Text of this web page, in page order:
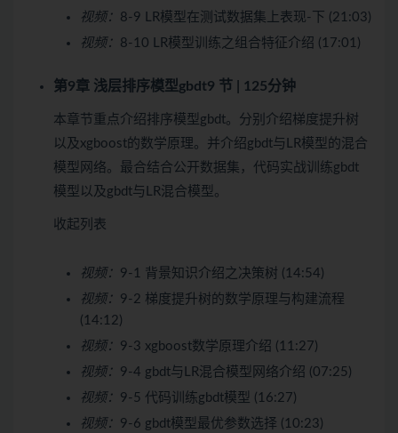
视频： 8-9 LR模型在测试数据集上表现-下 (21:03)
视频： 8-10 LR模型训练之组合特征介绍 (17:01)
第9章 浅层排序模型gbdt9 节 | 125分钟
本章节重点介绍排序模型gbdt。分别介绍梯度提升树
以及xgboost的数学原理。并介绍gbdt与LR模型的混合
模型网络。最合结合公开数据集，代码实战训练gbdt
模型以及gbdt与LR混合模型。
收起列表
视频： 9-1 背景知识介绍之决策树 (14:54)
视频： 9-2 梯度提升树的数学原理与构建流程
(14:12)
视频： 9-3 xgboost数学原理介绍 (11:27)
视频： 9-4 gbdt与LR混合模型网络介绍 (07:25)
视频： 9-5 代码训练gbdt模型 (16:27)
视频： 9-6 gbdt模型最优参数选择 (10:23)